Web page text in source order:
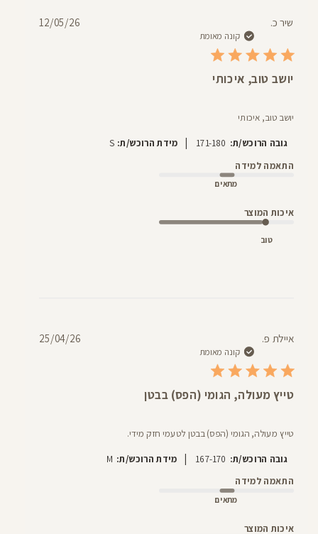
שיר כ.
קונה מאומת
יושב טוב, איכותי
יושב טוב, איכותי
גובה הרוכש/ת: 171-180 מידת הרוכש/ת: S
התאמה למידה
מתאים
איכות המוצר
טוב
תאריך12/05/26
איילת פ.
קונה מאומת
טייץ מעולה, הגומי (הפס) בבטן
טייץ מעולה, הגומי (הפס) בבטן לטעמי חזק מידי.
גובה הרוכש/ת: 167-170 מידת הרוכש/ת: M
התאמה למידה
מתאים
איכות המוצר
25/04/26